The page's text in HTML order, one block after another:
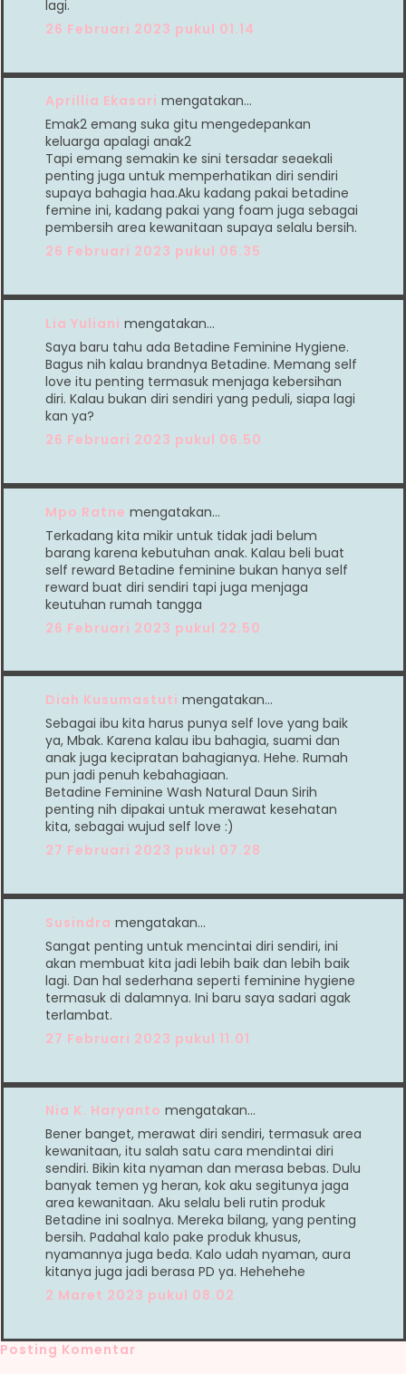
lagi.
26 Februari 2023 pukul 01.14
Aprillia Ekasari mengatakan…
Emak2 emang suka gitu mengedepankan
keluarga apalagi anak2
Tapi emang semakin ke sini tersadar seaekali
penting juga untuk memperhatikan diri sendiri
supaya bahagia haa.Aku kadang pakai betadine
femine ini, kadang pakai yang foam juga sebagai
pembersih area kewanitaan supaya selalu bersih.
26 Februari 2023 pukul 06.35
Lia Yuliani mengatakan…
Saya baru tahu ada Betadine Feminine Hygiene.
Bagus nih kalau brandnya Betadine. Memang self
love itu penting termasuk menjaga kebersihan
diri. Kalau bukan diri sendiri yang peduli, siapa lagi
kan ya?
26 Februari 2023 pukul 06.50
Mpo Ratne mengatakan…
Terkadang kita mikir untuk tidak jadi belum
barang karena kebutuhan anak. Kalau beli buat
self reward Betadine feminine bukan hanya self
reward buat diri sendiri tapi juga menjaga
keutuhan rumah tangga
26 Februari 2023 pukul 22.50
Diah Kusumastuti mengatakan…
Sebagai ibu kita harus punya self love yang baik
ya, Mbak. Karena kalau ibu bahagia, suami dan
anak juga kecipratan bahagianya. Hehe. Rumah
pun jadi penuh kebahagiaan.
Betadine Feminine Wash Natural Daun Sirih
penting nih dipakai untuk merawat kesehatan
kita, sebagai wujud self love :)
27 Februari 2023 pukul 07.28
Susindra mengatakan…
Sangat penting untuk mencintai diri sendiri, ini
akan membuat kita jadi lebih baik dan lebih baik
lagi. Dan hal sederhana seperti feminine hygiene
termasuk di dalamnya. Ini baru saya sadari agak
terlambat.
27 Februari 2023 pukul 11.01
Nia K. Haryanto mengatakan…
Bener banget, merawat diri sendiri, termasuk area
kewanitaan, itu salah satu cara mendintai diri
sendiri. Bikin kita nyaman dan merasa bebas. Dulu
banyak temen yg heran, kok aku segitunya jaga
area kewanitaan. Aku selalu beli rutin produk
Betadine ini soalnya. Mereka bilang, yang penting
bersih. Padahal kalo pake produk khusus,
nyamannya juga beda. Kalo udah nyaman, aura
kitanya juga jadi berasa PD ya. Hehehehe
2 Maret 2023 pukul 08.02
Posting Komentar